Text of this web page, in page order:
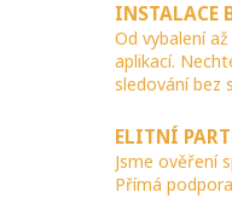
INSTALACE
Od vybalení
aplikací.
sledování bez
ELITNÍ
Jsme ověření
Přímá